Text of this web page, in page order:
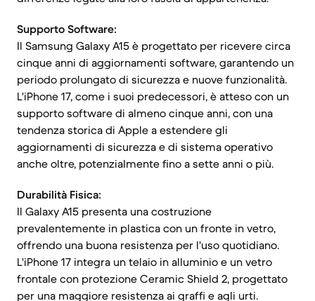
Supporto Software:
Il Samsung Galaxy A15 è progettato per ricevere circa
cinque anni di aggiornamenti software, garantendo un
periodo prolungato di sicurezza e nuove funzionalità.
L'iPhone 17, come i suoi predecessori, è atteso con un
supporto software di almeno cinque anni, con una
tendenza storica di Apple a estendere gli
aggiornamenti di sicurezza e di sistema operativo
anche oltre, potenzialmente fino a sette anni o più.
Durabilità Fisica:
Il Galaxy A15 presenta una costruzione
prevalentemente in plastica con un fronte in vetro,
offrendo una buona resistenza per l'uso quotidiano.
L'iPhone 17 integra un telaio in alluminio e un vetro
frontale con protezione Ceramic Shield 2, progettato
per una maggiore resistenza ai graffi e agli urti.